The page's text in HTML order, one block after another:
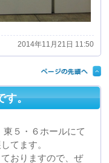
５・６ホールにて
おりますので、ぜ